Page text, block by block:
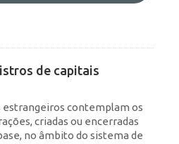
de capitais
estrangeiros contemplam os
criadas ou encerradas
no âmbito do sistema de